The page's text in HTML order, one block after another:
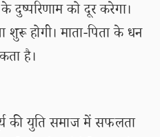
दुष्परिणाम को दूर करेगा।
शुरू होगी। माता-पिता के धन
है।
की युति समाज में सफलता